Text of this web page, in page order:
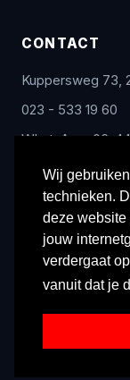
Wij
technieken.
deze website
jouw
verdergaat
vanuit dat je
CONTACT
Kuppersweg 73,
023 - 533 19 60
WhatsApp: 06-
info@radex-
Ma – Vrij: 9:00 –
© 2026 Radex
Privacyverklaring